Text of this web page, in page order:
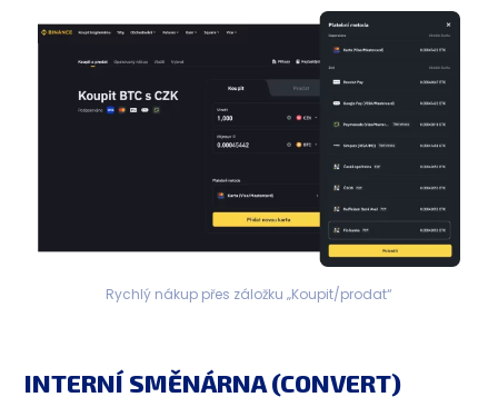
Rychlý nákup přes záložku „Koupit/prodat“
INTERNÍ SMĚNÁRNA (CONVERT)